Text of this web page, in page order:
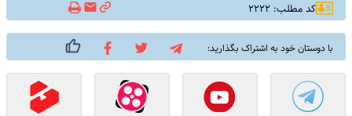
کد مطلب: ۲۲۲۲
با دوستان خود به اشتراک بگذارید: